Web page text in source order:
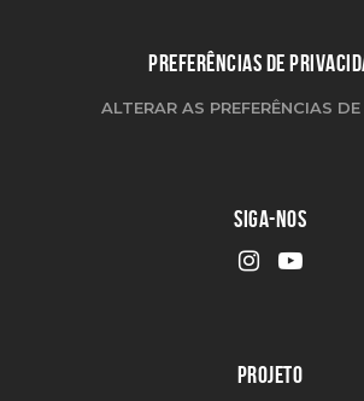
PREFERÊNCIAS DE
ALTERAR AS PREFERÊNCIAS
SIGA-NOS
PROJETO